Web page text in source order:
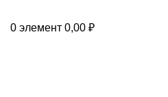
0 элемент 0,00 ₽